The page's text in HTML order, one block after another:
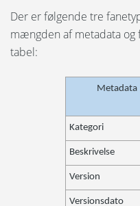
Dokumentvisning
Download filer
Viewer
Udbud for
Organisationsringbind
Der er følgende tre
mængden af metadata
tabel:
Metadata
Kategori
Beskrivelse
Version
Versionsdato